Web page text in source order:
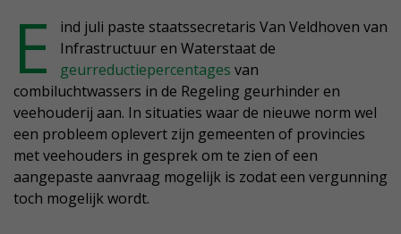
E
ind juli paste staatssecretaris Van Veldhoven van
Infrastructuur en Waterstaat de
geurreductiepercentages van
combiluchtwassers in de Regeling geurhinder en
veehouderij aan. In situaties waar de nieuwe norm wel
een probleem oplevert zijn gemeenten of provincies
met veehouders in gesprek om te zien of een
aangepaste aanvraag mogelijk is zodat een vergunning
toch mogelijk wordt.